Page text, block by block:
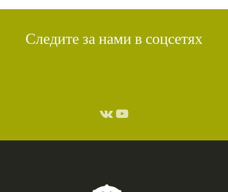
Следите за нами в соцсетях